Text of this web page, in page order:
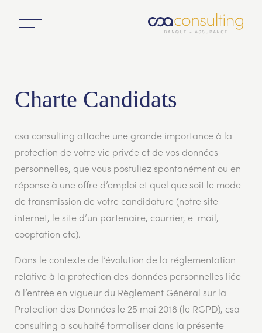
Charte Candidats
csa consulting attache une grande importance à la
protection de votre vie privée et de vos données
personnelles, que vous postuliez spontanément ou en
réponse à une offre d’emploi et quel que soit le mode
de transmission de votre candidature (notre site
internet, le site d’un partenaire, courrier, e-mail,
cooptation etc).
Dans le contexte de l’évolution de la réglementation
relative à la protection des données personnelles liée
à l’entrée en vigueur du Règlement Général sur la
Protection des Données le 25 mai 2018 (le RGPD), csa
consulting a souhaité formaliser dans la présente